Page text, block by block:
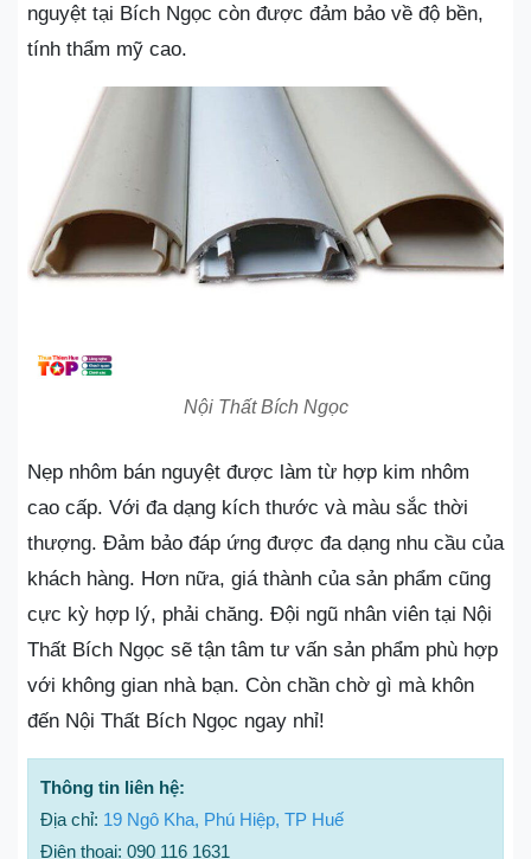
nguyệt tại Bích Ngọc còn được đảm bảo về độ bền,
tính thẩm mỹ cao.
Nội Thất Bích Ngọc
Nẹp nhôm bán nguyệt được làm từ hợp kim nhôm
cao cấp. Với đa dạng kích thước và màu sắc thời
thượng. Đảm bảo đáp ứng được đa dạng nhu cầu của
khách hàng. Hơn nữa, giá thành của sản phẩm cũng
cực kỳ hợp lý, phải chăng. Đội ngũ nhân viên tại Nội
Thất Bích Ngọc sẽ tận tâm tư vấn sản phẩm phù hợp
với không gian nhà bạn. Còn chần chờ gì mà khôn
đến Nội Thất Bích Ngọc ngay nhỉ!
Thông tin liên hệ:
Địa chỉ: 19 Ngô Kha, Phú Hiệp, TP Huế
Điện thoại: 090 116 1631